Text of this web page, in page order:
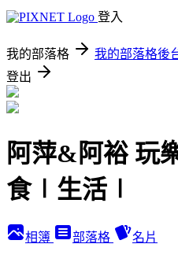
登入
我的部落格 我的部落格後
登出
阿萍&阿裕
食∣生活∣
相簿 部落格 名片